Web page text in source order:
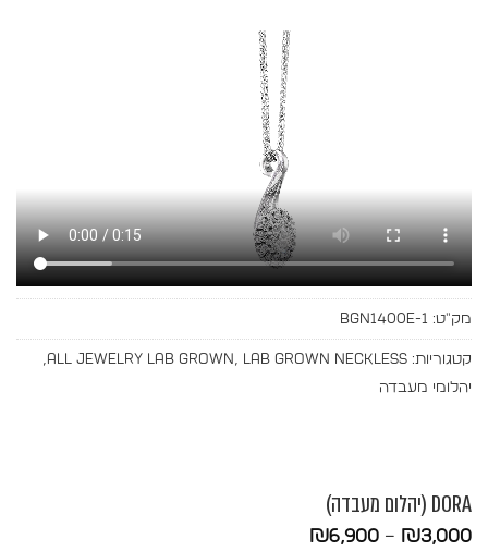
DORA (יהלום מעבדה)
₪3,000
–
₪6,900
מק"ט: BGN1400E-1
קטגוריות: All Jewelry Lab Grown Lab Grown Neckless
יהלומי מעבדה